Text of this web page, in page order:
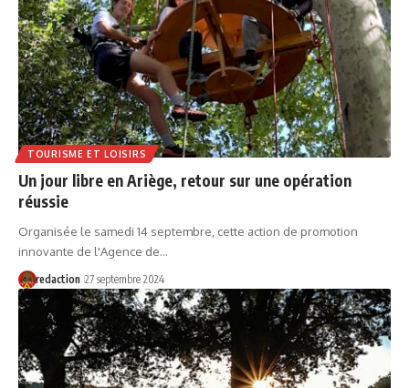
TOURISME ET LOISIRS
Un jour libre en Ariège, retour sur une opération
réussie
Organisée le samedi 14 septembre, cette action de promotion
innovante de l'Agence de…
redaction 27 septembre 2024